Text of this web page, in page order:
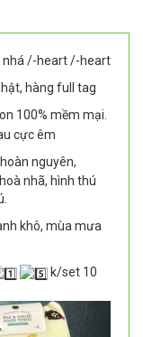
nhá /-heart /-heart
hàng full tag
100% mềm mại.
cực êm
nguyên,
nhã, hình thú
khô, mùa mưa
k/set 10